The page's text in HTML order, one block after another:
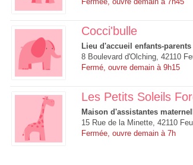
Fermée, ouvre demain à 7h45
Cocci'bulle
Lieu d'accueil enfants-parents
8 Boulevard d'Olching, 42110
Fermé, ouvre demain à 9h15
Les Petits Soleils
Maison d'assistantes
15 Rue de la Minette, 42110
Fermée, ouvre demain à 7h